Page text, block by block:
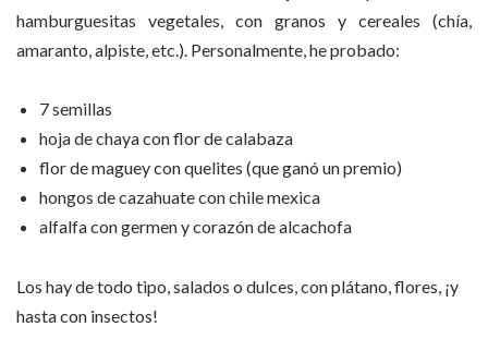
hamburguesitas vegetales, con granos y cereales (chía,
amaranto, alpiste, etc.). Personalmente, he probado:
7 semillas
hoja de chaya con flor de calabaza
flor de maguey con quelites (que ganó un premio)
hongos de cazahuate con chile mexica
alfalfa con germen y corazón de alcachofa
Los hay de todo tipo, salados o dulces, con plátano, flores, ¡y
hasta con insectos!